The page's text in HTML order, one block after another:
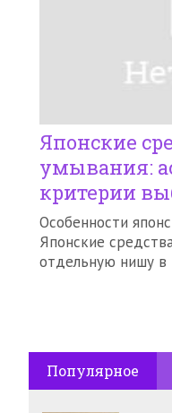
Японские
умывания:
критерии
Особенности
Японские
отдельную нишу в
Популярное